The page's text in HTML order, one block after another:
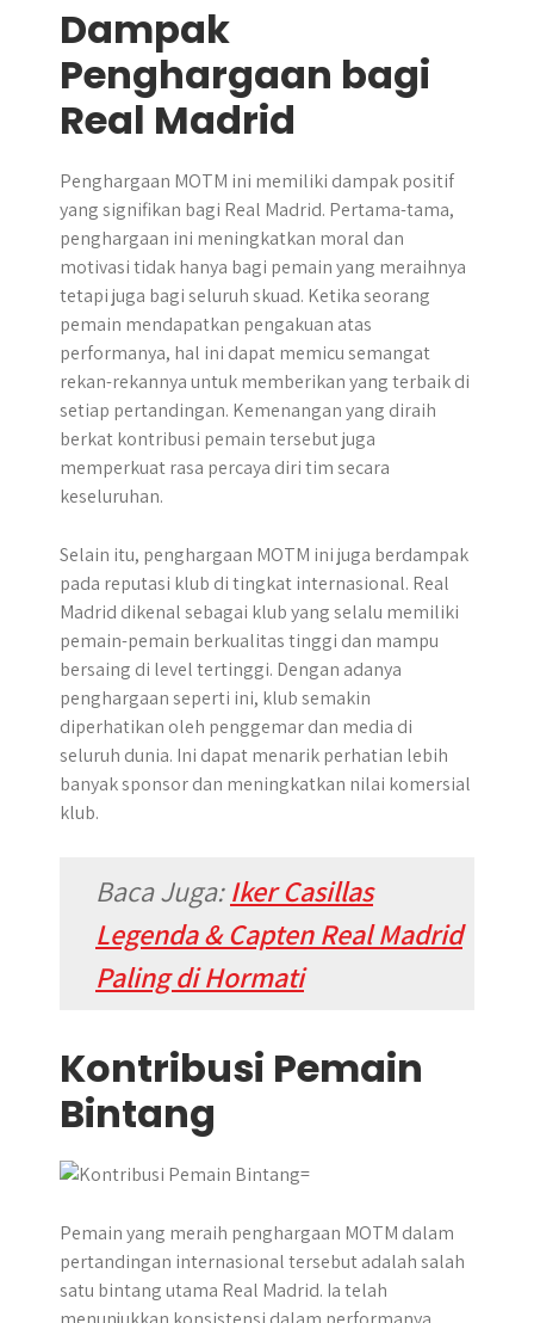
Dampak
Penghargaan bagi
Real Madrid
Penghargaan MOTM ini memiliki dampak positif
yang signifikan bagi Real Madrid. Pertama-tama,
penghargaan ini meningkatkan moral dan
motivasi tidak hanya bagi pemain yang meraihnya
tetapi juga bagi seluruh skuad. Ketika seorang
pemain mendapatkan pengakuan atas
performanya, hal ini dapat memicu semangat
rekan-rekannya untuk memberikan yang terbaik di
setiap pertandingan. Kemenangan yang diraih
berkat kontribusi pemain tersebut juga
memperkuat rasa percaya diri tim secara
keseluruhan.
Selain itu, penghargaan MOTM ini juga berdampak
pada reputasi klub di tingkat internasional. Real
Madrid dikenal sebagai klub yang selalu memiliki
pemain-pemain berkualitas tinggi dan mampu
bersaing di level tertinggi. Dengan adanya
penghargaan seperti ini, klub semakin
diperhatikan oleh penggemar dan media di
seluruh dunia. Ini dapat menarik perhatian lebih
banyak sponsor dan meningkatkan nilai komersial
klub.
Baca Juga:Iker Casillas
Legenda & Capten Real Madrid
Paling di Hormati
Kontribusi Pemain
Bintang
Pemain yang meraih penghargaan MOTM dalam
pertandingan internasional tersebut adalah salah
satu bintang utama Real Madrid. Ia telah